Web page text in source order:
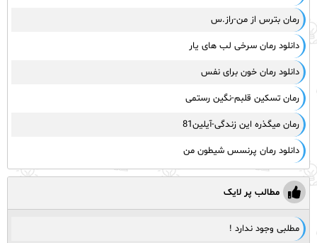
رمان بترس از من-راز.س
دانلود رمان سرخی لب های یار
دانلود رمان خون برای نفس
رمان تسکین قلبم-نگین رستمی
رمان میگذره این زندگی-آیلین81
دانلود رمان پرنسس شیطون من
مطالب پر لایک
مطلبی وجود ندارد !